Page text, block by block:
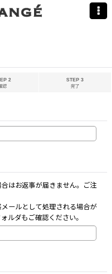
2
認
STEP 3
完了
はお返事が届きません。ご注
ールとして処理される場合が
ルダもご確認ください。